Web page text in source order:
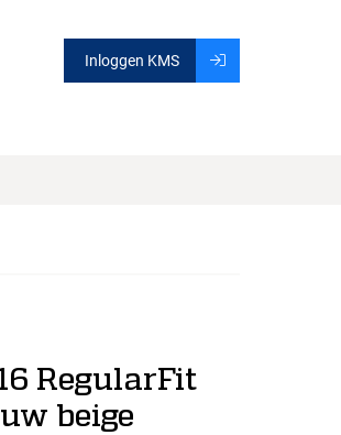
Inloggen KMS
RegularFit
beige